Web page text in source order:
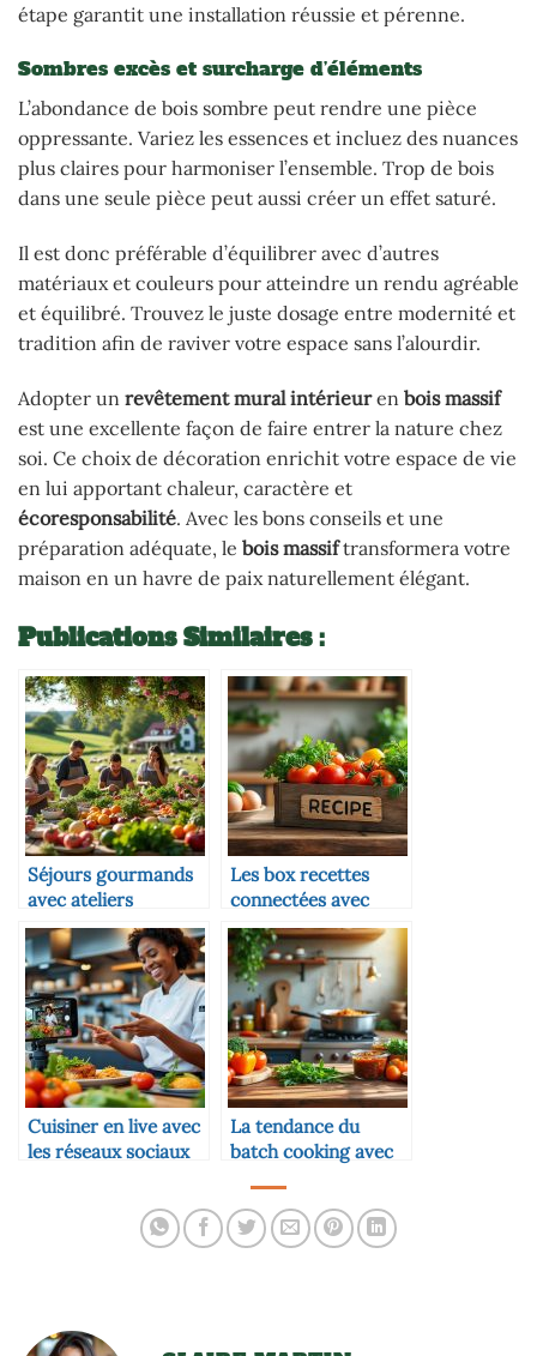
étape garantit une installation réussie et pérenne.
Sombres excès et surcharge d’éléments
L’abondance de bois sombre peut rendre une pièce
oppressante. Variez les essences et incluez des nuances
plus claires pour harmoniser l’ensemble. Trop de bois
dans une seule pièce peut aussi créer un effet saturé.
Il est donc préférable d’équilibrer avec d’autres
matériaux et couleurs pour atteindre un rendu agréable
et équilibré. Trouvez le juste dosage entre modernité et
tradition afin de raviver votre espace sans l’alourdir.
Adopter un revêtement mural intérieuren bois massif
est une excellente façon de faire entrer la nature chez
soi. Ce choix de décoration enrichit votre espace de vie
en lui apportant chaleur, caractère et
écoresponsabilité. Avec les bons conseils et une
préparation adéquate, le bois massiftransformera votre
maison en un havre de paix naturellement élégant.
Publications Similaires :
Séjours gourmands
avec ateliers
fermiers inclus
Les box recettes
connectées avec
produits fermiers
Cuisiner en live avec
les réseaux sociaux
La tendance du
batch cooking avec